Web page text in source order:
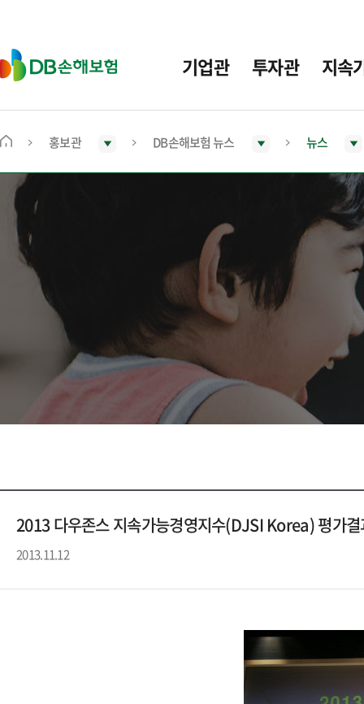
D
B
보
기업관 투자관 지속
메
홍보관 DB손해보험 뉴스 뉴스
2013 다우존스 지속가능경영지수(DJSI Korea) 평가결
2013.11.12